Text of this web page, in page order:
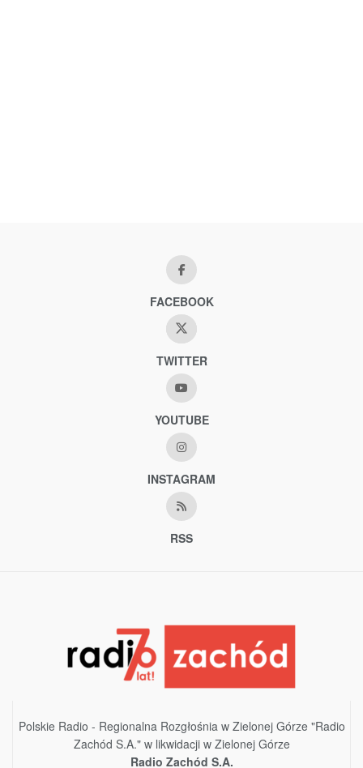
FACEBOOK
TWITTER
YOUTUBE
INSTAGRAM
RSS
Polskie Radio - Regionalna Rozgłośnia w Zielonej Górze "Radio
Zachód S.A." w likwidacji w Zielonej Górze
Radio Zachód S.A.